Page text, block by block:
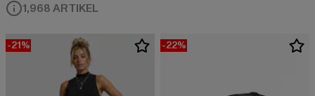
1,968 ARTIKEL
-21% -22%